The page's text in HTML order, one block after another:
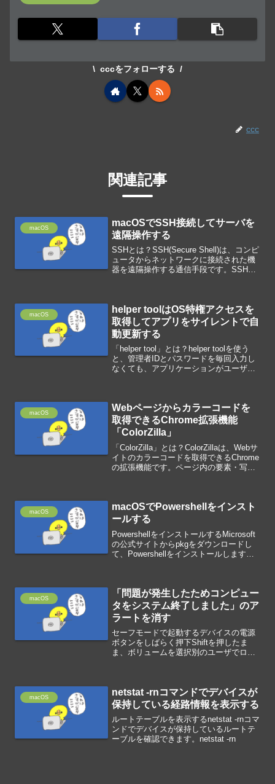
cccをフォローする
ccc
関連記事
macOS
macOSでSSH接続してサーバを
遠隔操作する
SSHとは？SSH(Secure Shell)は、コンピ
ュータからネットワークに接続された機
器を遠隔操作する通信手段です。SSH接
macOS
helper toolはOS特権アクセスを
取得してアプリをサイレントで自
動更新する
「helper tool」とは？helper toolを使う
と、管理者IDとパスワードを毎回入力し
なくても、アプリケーションがユーザの
macOS
Webページからカラーコードを
取得できるChrome拡張機能
「ColorZilla」
「ColorZilla」とは？ColorZillaは、Webサ
イトのカラーコードを取得できるChrome
の拡張機能です。ページ内の要素・写
macOS
macOSでPowershellをインスト
ールする
PowershellをインストールするMicrosoft
の公式サイトからpkgをダウンロードし
て、Powershellをインストールします。
macOS
「問題が発生したためコンピュー
タをシステム終了しました」のア
ラートを消す
セーフモードで起動するデバイスの電源
ボタンをしばらく押下Shiftを押したま
ま、ボリュームを選択別のユーザでログ
macOS
netstat -rnコマンドでデバイスが
保持している経路情報を表示する
ルートテーブルを表示するnetstat -rnコマ
ンドでデバイスが保持しているルートテ
ーブルを確認できます。netstat -rn